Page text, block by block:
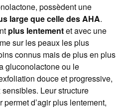
possèdent une
large que celle des AHA.
plus lentementet avec une
sur les peaux les plus
connus mais de plus en plus
gluconolactone ou le
douce et progressive,
Leur structure
d’agir plus lentement,